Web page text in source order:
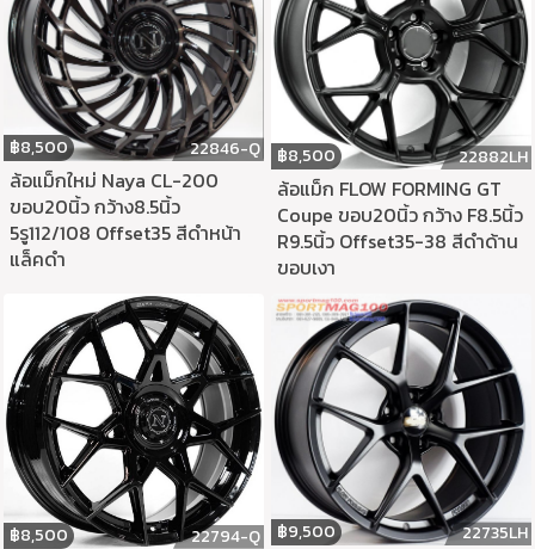
฿8,500 22846-Q
ล้อแม็กใหม่ Naya CL-200
ขอบ20นิ้ว กว้าง8.5นิ้ว
5รู112/108 Offset35 สีดำหน้า
แล็คดำ
฿8,500 22882LH
ล้อแม็ก FLOW FORMING GT
Coupe ขอบ20นิ้ว กว้าง F8.5นิ้ว
R9.5นิ้ว Offset35-38 สีดำด้าน
ขอบเงา
฿8,500 22794-Q ฿9,500 22735LH